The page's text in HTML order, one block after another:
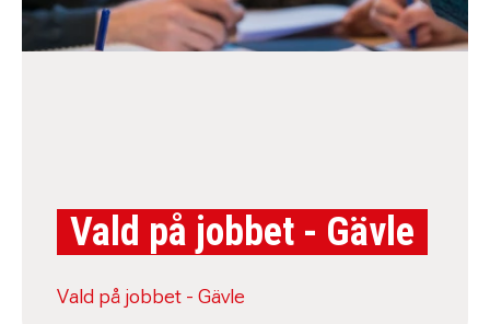
Vald på jobbet - Gävle
Vald på jobbet - Gävle